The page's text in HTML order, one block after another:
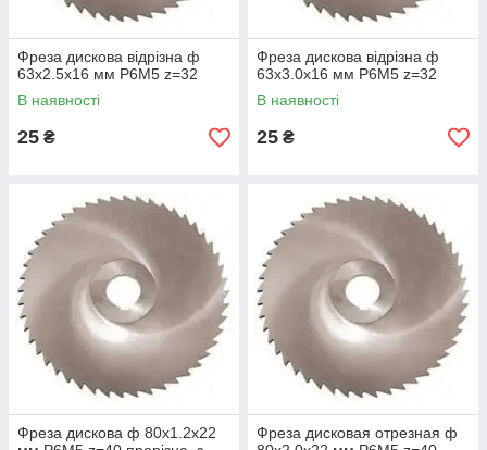
Фреза дискова відрізна ф
63х2.5х16 мм Р6М5 z=32
В наявності
25 ₴
Фреза дискова відрізна ф
63х3.0х16 мм Р6М5 z=32
В наявності
25 ₴
Фреза дискова ф 80х1.2х22
Фреза дисковая отрезная ф